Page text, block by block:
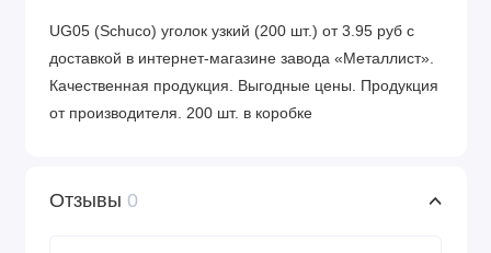
UG05 (Schuco) уголок узкий (200 шт.) от 3.95 руб с
доставкой в интернет-магазине завода «Металлист».
Качественная продукция. Выгодные цены. Продукция
от производителя. 200 шт. в коробке
Отзывы 0